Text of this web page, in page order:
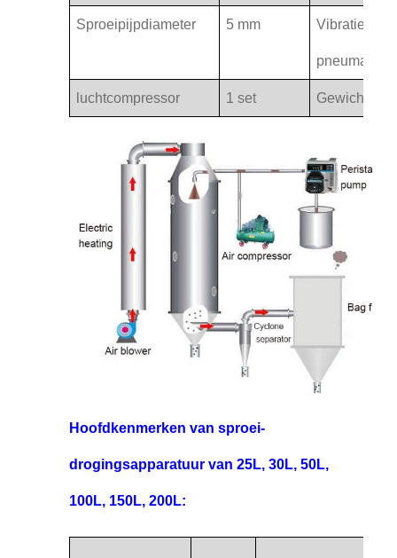
Sproeipijpdiameter 5 mm Vibratie
pneumatisch
luchtcompressor 1 set Gewicht
Hoofdkenmerken van sproei-
drogingsapparatuur van 25L, 30L, 50L,
100L, 150L, 200L: